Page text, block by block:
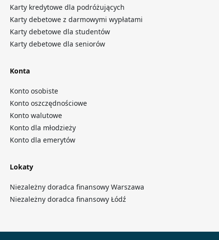
Karty kredytowe dla podróżujących
Karty debetowe z darmowymi wypłatami
Karty debetowe dla studentów
Karty debetowe dla seniorów
Konta
Konto osobiste
Konto oszczędnościowe
Konto walutowe
Konto dla młodzieży
Konto dla emerytów
Lokaty
Niezależny doradca finansowy Warszawa
Niezależny doradca finansowy Łódź